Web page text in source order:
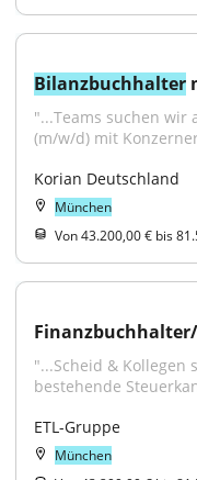
Bilanzbuchhalter
"...Teams suchen wir
(m/w/d) mit
Korian Deutschland
München
Von 43.200,00 € bis
Finanzbuchhalter/
"...Scheid & Kollegen
bestehende
ETL-Gruppe
München